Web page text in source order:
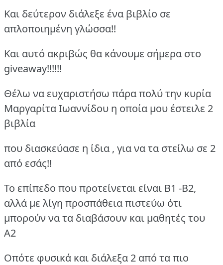
Και δεύτερον διάλεξε ένα βιβλίο σε
απλοποιημένη γλώσσα!!
Και αυτό ακριβώς θα κάνουμε σήμερα στο
giveaway!!!!!!
Θέλω να ευχαριστήσω πάρα πολύ την κυρία
Μαργαρίτα Ιωαννίδου η οποία μου έστειλε 2
βιβλία
που διασκεύασε η ίδια , για να τα στείλω σε 2
από εσάς!!
Το επίπεδο που προτείνεται είναι Β1 -Β2,
αλλά με λίγη προσπάθεια πιστεύω ότι
μπορούν να τα διαβάσουν και μαθητές του
Α2
Οπότε φυσικά και διάλεξα 2 από τα πιο